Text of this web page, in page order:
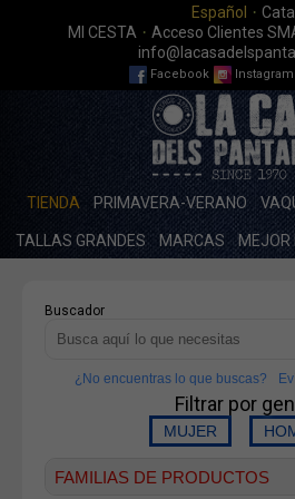
Español ·
MI CESTA · Acceso Clientes
Facebook Instagram
TIENDA PRIMAVERA-VERANO
TALLAS GRANDES MARCAS MEJOR
Buscador
¿No encuentras lo que buscas?
Filtrar por
FAMILIAS DE PRODUCTOS